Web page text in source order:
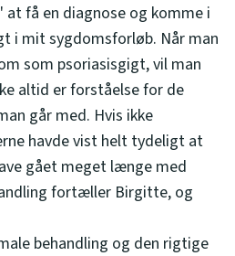
få en diagnose og komme i
i mit sygdomsforløb. Når man
som psoriasisgigt, vil man
altid er forståelse for de
går med. Hvis ikke
havde vist helt tydeligt at
gået meget længe med
fortæller Birgitte, og
behandling og den rigtige